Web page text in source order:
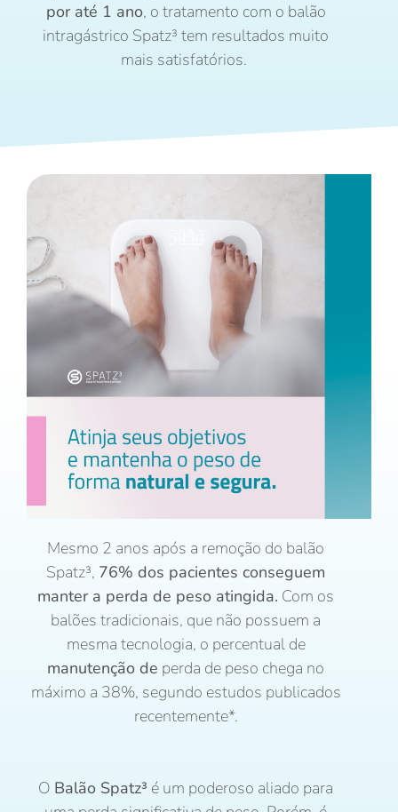
por até 1 ano, o tratamento com o balão
intragástrico Spatz³ tem resultados muito
mais satisfatórios.
Mesmo 2 anos após a remoção do balão
Spatz³, 76% dos pacientes conseguem
manter a perda de peso atingida. Com os
balões tradicionais, que não possuem a
mesma tecnologia, o percentual de
manutenção de perda de peso chega no
máximo a 38%, segundo estudos publicados
recentemente*.
O Balão Spatz³ é um poderoso aliado para